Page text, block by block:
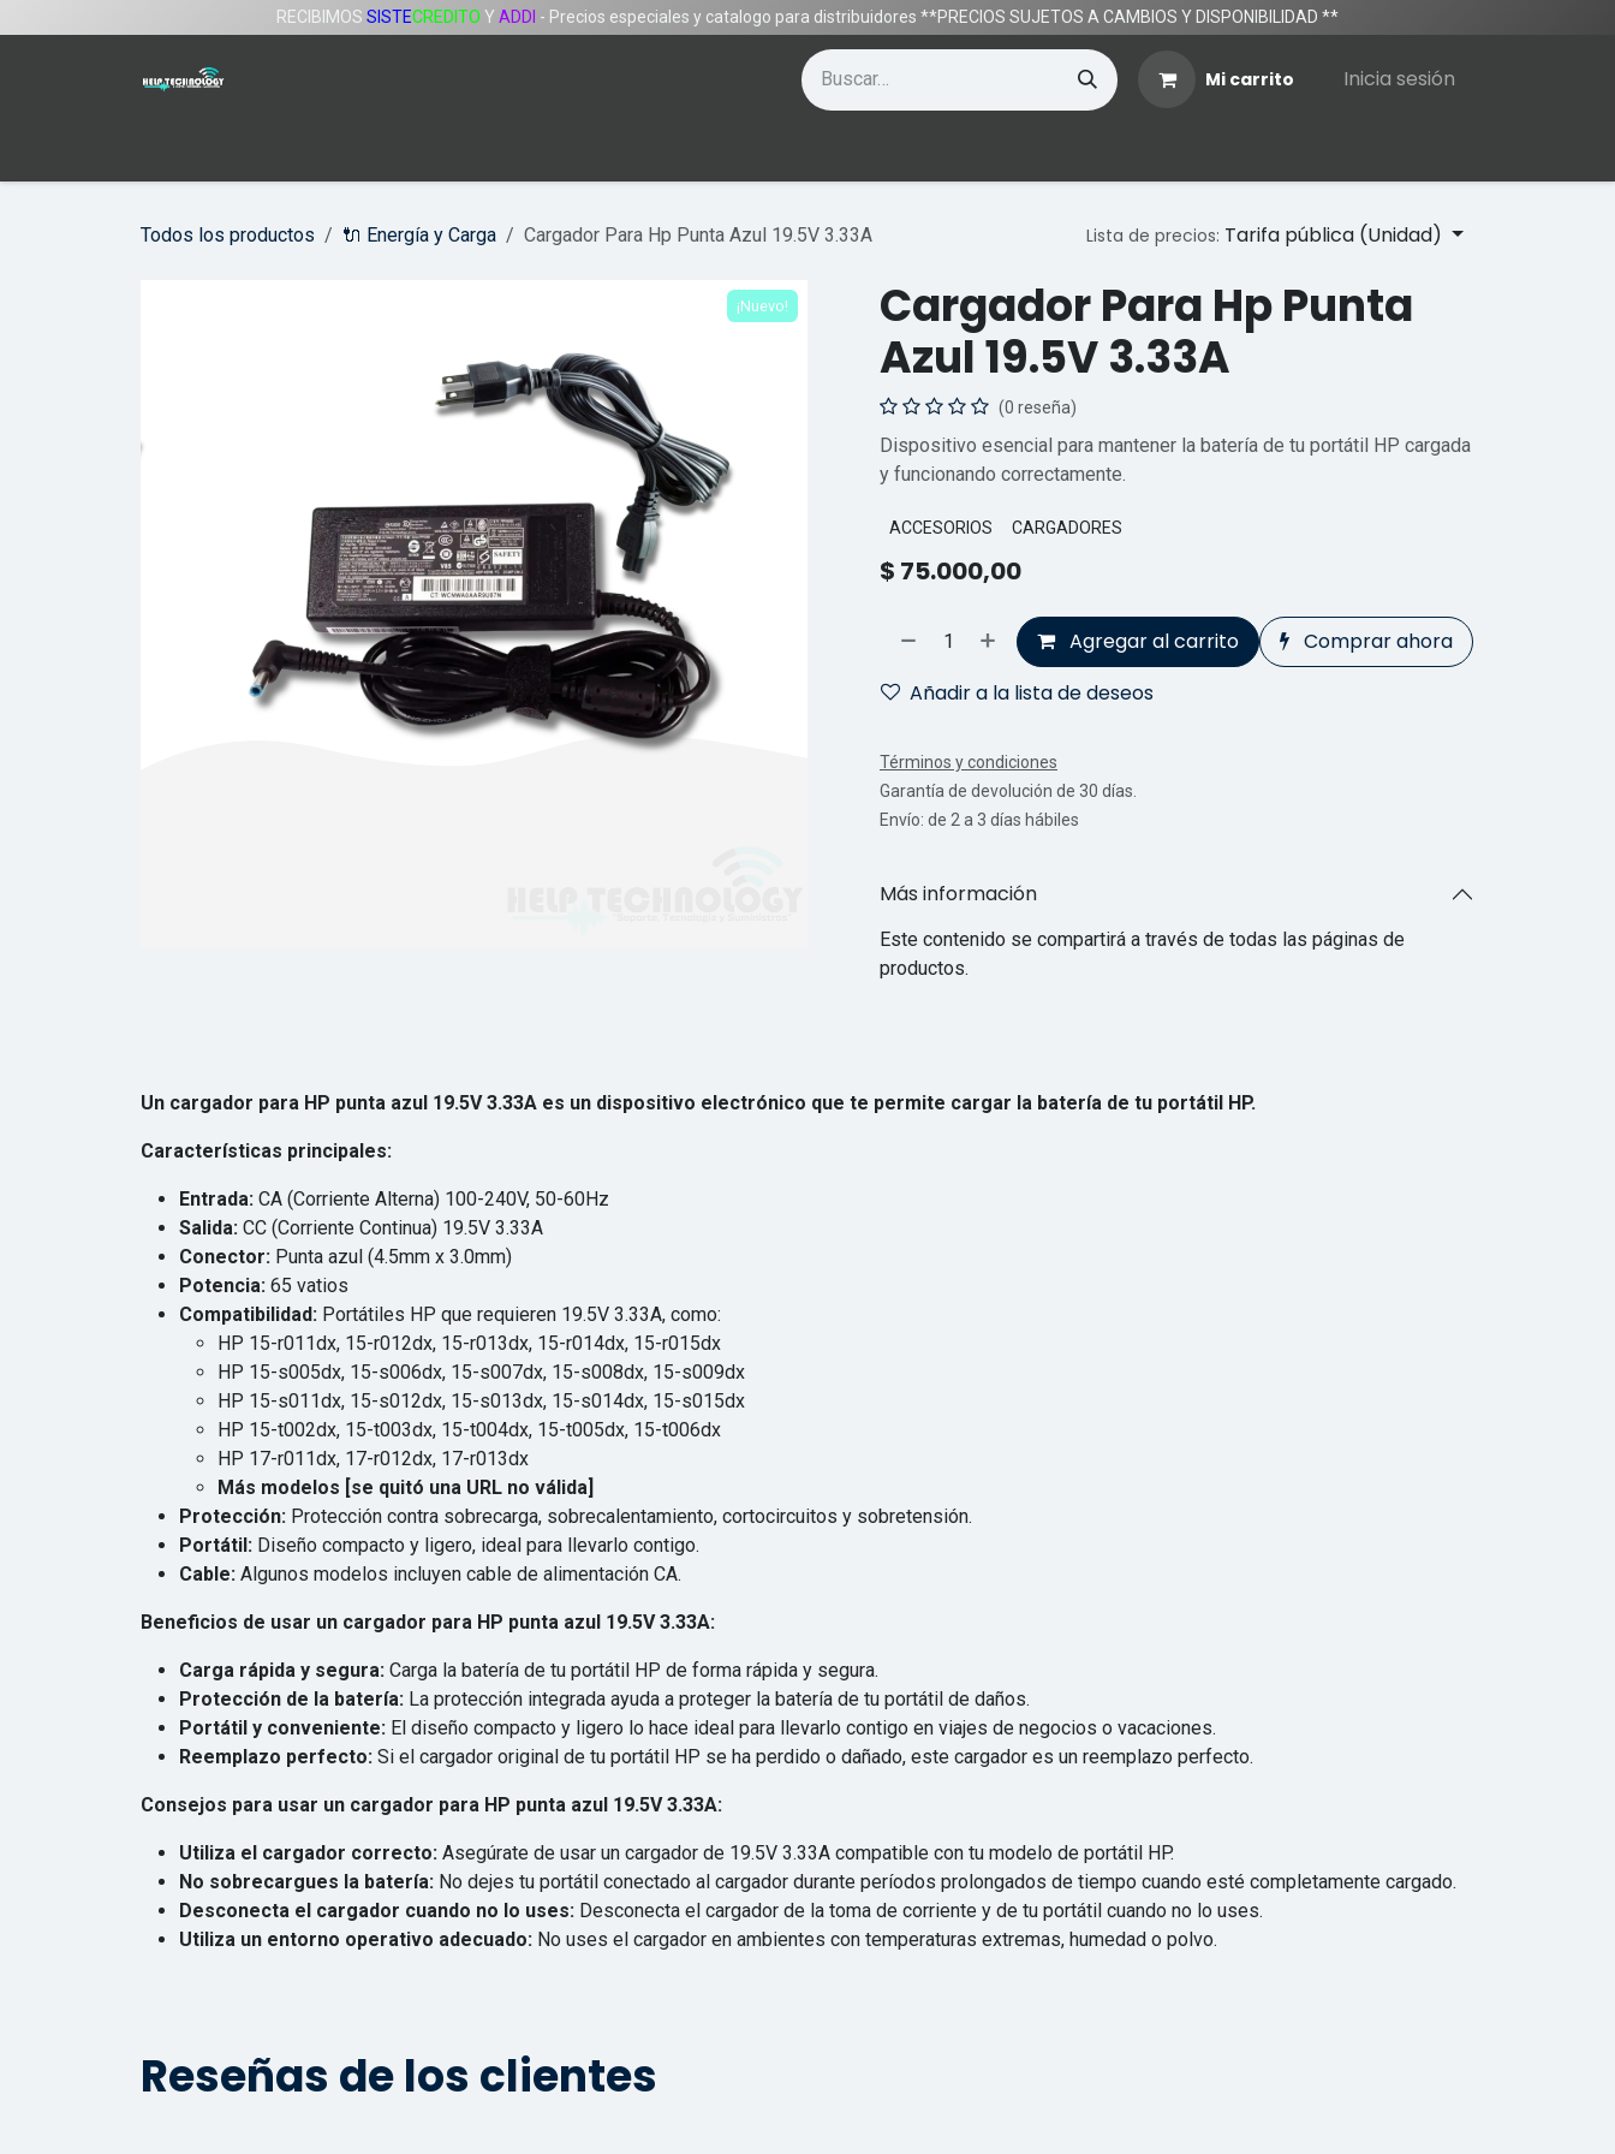
RECIBIMOS SISTECREDITO Y ADDI - Precios especiales y catalogo para distribuidores **PRECIOS SUJETOS A CAMBIOS Y DISPONIBILIDAD **
Mi carrito Inicia sesión
Todos los productos 🔌 Energía y Carga Cargador Para Hp Punta Azul 19.5V 3.33A Lista de precios: Tarifa pública (Unidad)
¡Nuevo!
Cargador Para Hp Punta
Azul 19.5V 3.33A
(0 reseña)
Dispositivo esencial para mantener la batería de tu portátil HP cargada
y funcionando correctamente.
ACCESORIOS CARGADORES
$ 75.000,00
Agregar al carrito
Comprar ahora
Añadir a la lista de deseos
Términos y condiciones
Garantía de devolución de 30 días.
Envío: de 2 a 3 días hábiles
Más información
Este contenido se compartirá a través de todas las páginas de
productos.
Un cargador para HP punta azul 19.5V 3.33A es un dispositivo electrónico que te permite cargar la batería de tu portátil HP.
Características principales:
Entrada: CA (Corriente Alterna) 100-240V, 50-60Hz
Salida: CC (Corriente Continua) 19.5V 3.33A
Conector: Punta azul (4.5mm x 3.0mm)
Potencia: 65 vatios
Compatibilidad: Portátiles HP que requieren 19.5V 3.33A, como:
HP 15-r011dx, 15-r012dx, 15-r013dx, 15-r014dx, 15-r015dx
HP 15-s005dx, 15-s006dx, 15-s007dx, 15-s008dx, 15-s009dx
HP 15-s011dx, 15-s012dx, 15-s013dx, 15-s014dx, 15-s015dx
HP 15-t002dx, 15-t003dx, 15-t004dx, 15-t005dx, 15-t006dx
HP 17-r011dx, 17-r012dx, 17-r013dx
Más modelos [se quitó una URL no válida]
Protección: Protección contra sobrecarga, sobrecalentamiento, cortocircuitos y sobretensión.
Portátil: Diseño compacto y ligero, ideal para llevarlo contigo.
Cable: Algunos modelos incluyen cable de alimentación CA.
Beneficios de usar un cargador para HP punta azul 19.5V 3.33A:
Carga rápida y segura: Carga la batería de tu portátil HP de forma rápida y segura.
Protección de la batería: La protección integrada ayuda a proteger la batería de tu portátil de daños.
Portátil y conveniente: El diseño compacto y ligero lo hace ideal para llevarlo contigo en viajes de negocios o vacaciones.
Reemplazo perfecto: Si el cargador original de tu portátil HP se ha perdido o dañado, este cargador es un reemplazo perfecto.
Consejos para usar un cargador para HP punta azul 19.5V 3.33A:
Utiliza el cargador correcto: Asegúrate de usar un cargador de 19.5V 3.33A compatible con tu modelo de portátil HP.
No sobrecargues la batería: No dejes tu portátil conectado al cargador durante períodos prolongados de tiempo cuando esté completamente cargado.
Desconecta el cargador cuando no lo uses: Desconecta el cargador de la toma de corriente y de tu portátil cuando no lo uses.
Utiliza un entorno operativo adecuado: No uses el cargador en ambientes con temperaturas extremas, humedad o polvo.
Reseñas de los clientes